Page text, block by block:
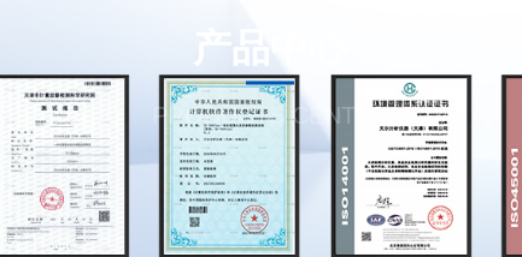
产品中心
PRODUCTS CENTER